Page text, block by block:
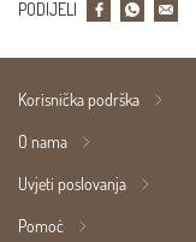
PODIJELI
Korisnička podrška
O nama
Uvjeti poslovanja
Pomoć